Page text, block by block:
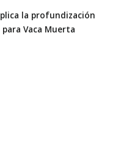
la profundización
Vaca Muerta